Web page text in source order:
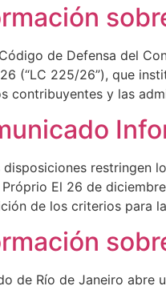
de Defensa del
(“LC 225/26”), que
contribuyentes y las
disposiciones restringen
El 26 de
de los criterios para
de Río de Janeiro abre